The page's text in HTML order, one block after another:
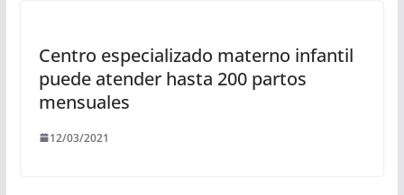
Centro especializado materno infantil
puede atender hasta 200 partos
mensuales
12/03/2021